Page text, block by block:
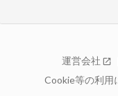
Advanceシリーズ
運営会社 open_in_new
Cookie等の利用